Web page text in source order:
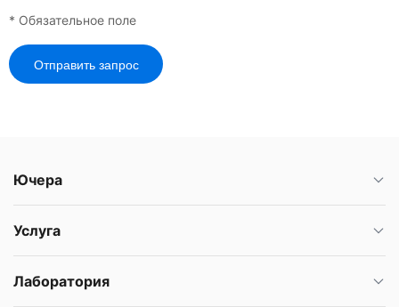
* Обязательное поле
Отправить запрос
Ючера
Услуга
Лаборатория